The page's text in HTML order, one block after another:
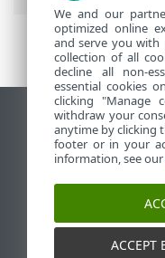
Zobrazit verzi
End of Life
ESET Databáze
ESET Forum
ESET Status
Regionální
We and our
optimized online
and serve you with
collection of all
decline all non-
essential cookies
clicking "Manage
withdraw your
anytime by clicking
footer or in your
information, see our
ACCEPT